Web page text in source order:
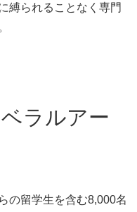
縛られることなく専門
ラルアー
の留学生を含む8,000名